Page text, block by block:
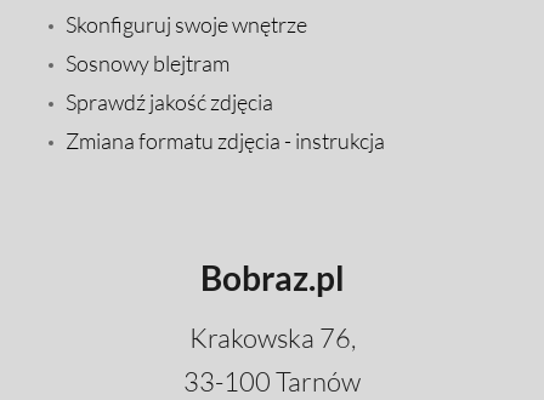
Skonfiguruj swoje wnętrze
Sosnowy blejtram
Sprawdź jakość zdjęcia
Zmiana formatu zdjęcia - instrukcja
Bobraz.pl
Krakowska 76,
33-100 Tarnów